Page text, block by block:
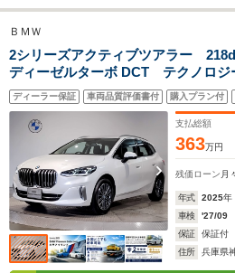
ＢＭＷ
2シリーズアクティブツアラー
ディーゼルターボ DCT テクノロ
ドアップディスプレイ ブラックレ
リングヒーター インテリアカメラ
ズコントロール 衝突軽減ブレーキ
ト 元レンタ
ディーラー保証 車両品質評価書付 購入プラン付
支払総額
363万円
残価ローン 月
年式 2025年
車検
'27/09
保証
保証付
住所
兵庫県